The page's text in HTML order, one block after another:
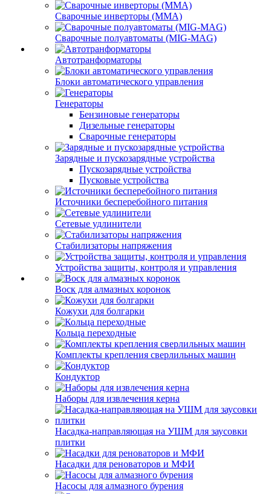
Сварочные инверторы (MMA)
Сварочные полуавтоматы (MIG-MAG)
Автотранформаторы
Блоки автоматического управления
Генераторы
Бензиновые генераторы
Дизельные генераторы
Сварочные генераторы
Зарядные и пускозарядные устройства
Пускозарядные устройства
Пусковые устройства
Источники бесперебойного питания
Сетевые удлинители
Стабилизаторы напряжения
Устройства защиты, контроля и управления
Воск для алмазных коронок
Кожухи для болгарки
Кольца переходные
Комплекты крепления сверлильных машин
Кондуктор
Наборы для извлечения керна
Насадка-направляющая на УШМ для заусовки
плитки
Насадки для реноваторов и МФИ
Насосы для алмазного бурения